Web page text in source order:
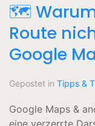
🗺️ Warum
Route
Google
Gepostet in Tipps &
Google Maps &
eine verzerrte